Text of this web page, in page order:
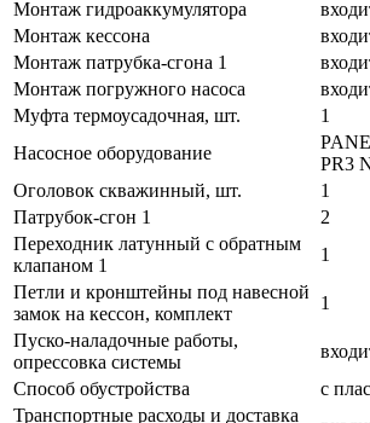
Монтаж гидроаккумулятора
Монтаж кессона
Монтаж патрубка-сгона 1
Монтаж погружного насоса
Муфта термоусадочная, шт.
1
Насосное оборудование
PR3
Оголовок скважинный, шт.
1
Патрубок-сгон 1
2
Переходник латунный с обратным
клапаном 1
1
Петли и кронштейны под навесной
замок на кессон, комплект
1
Пуско-наладочные работы,
опрессовка системы
Способ обустройства
с
Транспортные расходы и доставка